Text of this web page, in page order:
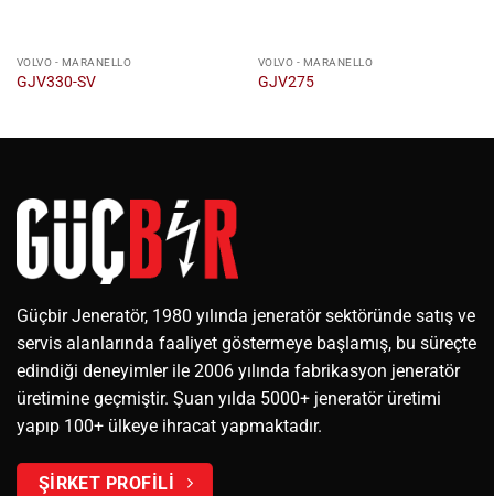
VOLVO - MARANELLO
GJV330-SV
VOLVO - MARANELLO
GJV275
Güçbir Jeneratör, 1980 yılında jeneratör sektöründe satış ve
servis alanlarında faaliyet göstermeye başlamış, bu süreçte
edindiği deneyimler ile 2006 yılında fabrikasyon jeneratör
üretimine geçmiştir. Şuan yılda 5000+ jeneratör üretimi
yapıp 100+ ülkeye ihracat yapmaktadır.
ŞİRKET PROFİLİ